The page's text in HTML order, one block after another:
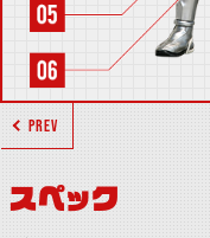
PREV
スペック